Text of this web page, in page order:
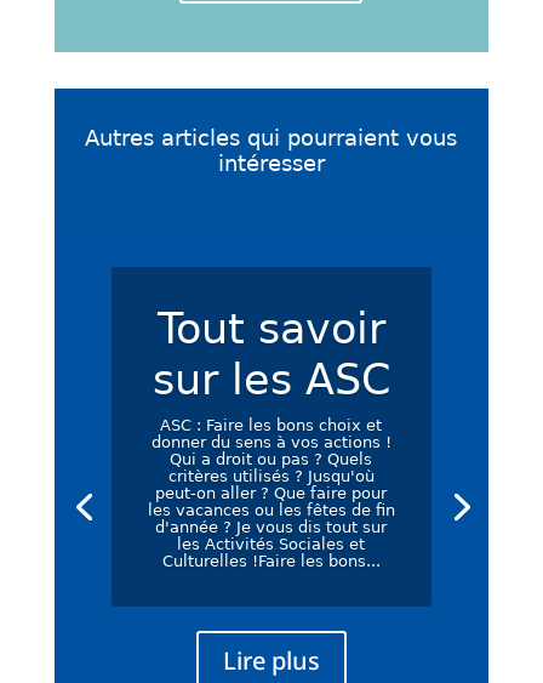
Autres articles qui pourraient vous
intéresser
Tout savoir
sur les ASC
ASC : Faire les bons choix et
donner du sens à vos actions !
Qui a droit ou pas ? Quels
critères utilisés ? Jusqu'où
peut-on aller ? Que faire pour
les vacances ou les fêtes de fin
d'année ? Je vous dis tout sur
les Activités Sociales et
Culturelles !Faire les bons...
Lire plus